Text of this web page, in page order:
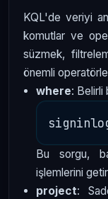
KQL'de veriyi
komutlar ve
süzmek,
önemli
where: Belirli
Bu sorgu,
işlemlerini
project: